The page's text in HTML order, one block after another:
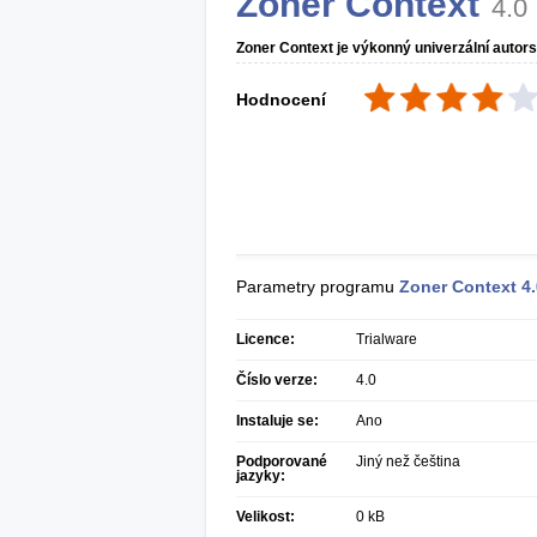
4.0
Zoner Context je výkonný univerzální
Hodnocení
Parametry programu Zoner Context
Licence: Trialware
Číslo verze: 4.0
Instaluje se: Ano
Podporované
jazyky:
Jiný než čeština
Velikost: 0 kB